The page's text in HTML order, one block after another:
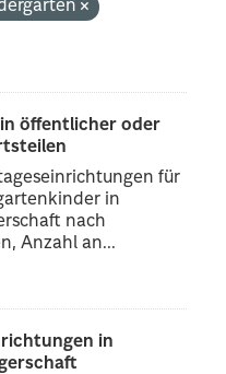
öffentlicher oder
für
in
nach
Anzahl an...
in